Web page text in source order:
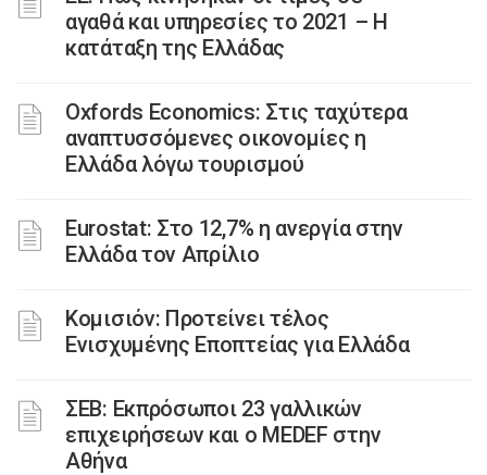
αγαθά και υπηρεσίες το 2021 – Η
κατάταξη της Ελλάδας
Oxfords Economics: Στις ταχύτερα
αναπτυσσόμενες οικονομίες η
Ελλάδα λόγω τουρισμού
Eurostat: Στο 12,7% η ανεργία στην
Ελλάδα τον Απρίλιο
Κομισιόν: Προτείνει τέλος
Ενισχυμένης Εποπτείας για Ελλάδα
ΣΕΒ: Εκπρόσωποι 23 γαλλικών
επιχειρήσεων και ο MEDEF στην
Αθήνα